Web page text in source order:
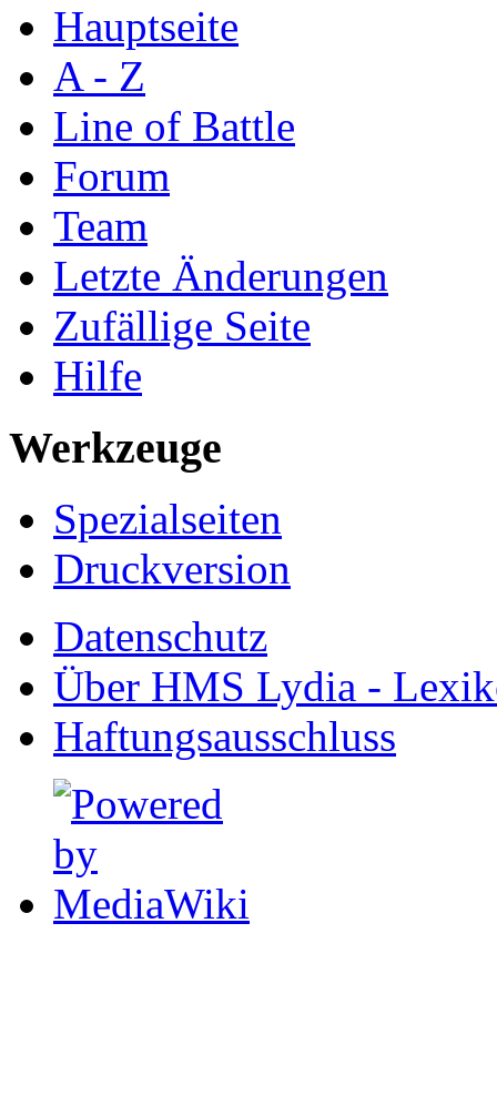
Hauptseite
A - Z
Line of Battle
Forum
Team
Letzte Änderungen
Zufällige Seite
Hilfe
Werkzeuge
Spezialseiten
Druckversion
Datenschutz
Über HMS Lydia -
Haftungsausschluss